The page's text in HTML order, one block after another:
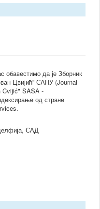
обавестимо да је Зборник
Цвијић” САНУ (Journal
Cvijić" SASA -
од стране
САД